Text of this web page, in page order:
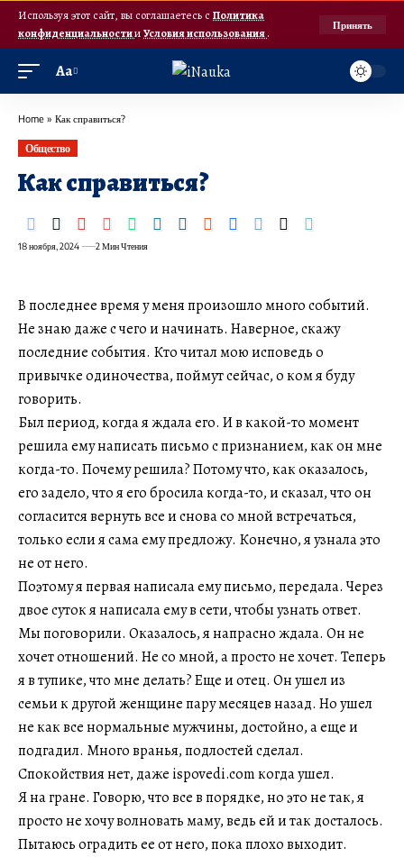
Используя этот сайт, вы соглашаетесь с Политика
конфиденциальностииУсловия использования.
Принять
Аа
Home » Как справиться?
Общество
Как справиться?
18 ноября, 2024 2 Мин Чтения
В последнее время у меня произошло много событий.
Не знаю даже с чего и начинать. Наверное, скажу
последние события. Кто читал мою исповедь о
привычке одиночества, поймут сейчас, о ком я буду
говорить.
Был период, когда я ждала его. И в какой-то момент
решила ему написать письмо с признанием, как он мне
когда-то. Почему решила? Потому что, как оказалось,
его задело, что я его бросила когда-то, и сказал, что он
согласится вернуть все и снова со мной встречаться,
только если я сама ему предложу. Конечно, я узнала это
не от него.
Поэтому я первая написала ему письмо, передала. Через
двое суток я написала ему в сети, чтобы узнать ответ.
Мы поговорили. Оказалось, я напрасно ждала. Он не
хочет отношений. Не со мной, а просто не хочет. Теперь
я в тупике, что мне делать? Еще и отец. Он ушел из
семьи к другой женщине пару месяцев назад. Но ушел
не как все нормальные мужчины, достойно, а еще и
подгадил. Много вранья, подлостей сделал.
Спокойствия нет, даже ispovedi.com когда ушел.
Я на гране. Говорю, что все в порядке, но это не так, я
просто не хочу волновать маму, ведь ей и так досталось.
Пытаюсь оградить ее от него, пока плохо выходит.